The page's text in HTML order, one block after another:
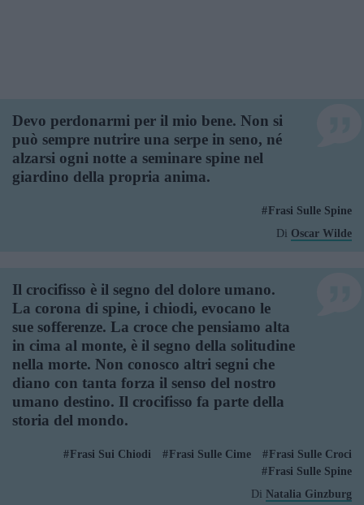
Devo perdonarmi per il mio bene. Non si
può sempre nutrire una serpe in seno, né
alzarsi ogni notte a seminare spine nel
giardino della propria anima.
Frasi Sulle Spine
Di Oscar Wilde
Il crocifisso è il segno del dolore umano.
La corona di spine, i chiodi, evocano le
sue sofferenze. La croce che pensiamo alta
in cima al monte, è il segno della solitudine
nella morte. Non conosco altri segni che
diano con tanta forza il senso del nostro
umano destino. Il crocifisso fa parte della
storia del mondo.
Frasi Sui Chiodi Frasi Sulle Cime
Frasi Sulle Croci
Frasi Sulle Spine
Di Natalia Ginzburg